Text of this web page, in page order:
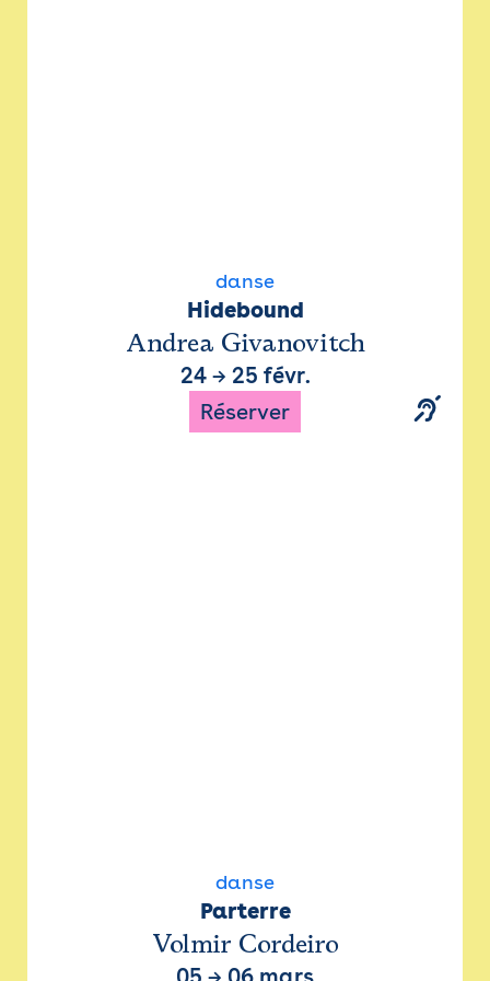
danse
Hidebound
Andrea Givanovitch
24→ 25 févr.
Réserver
danse
Parterre
Volmir Cordeiro